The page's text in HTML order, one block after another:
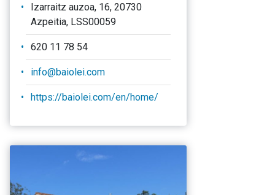
Izarraitz auzoa, 16, 20730
Azpeitia, LSS00059
620 11 78 54
info@baiolei.com
https://baiolei.com/en/home/